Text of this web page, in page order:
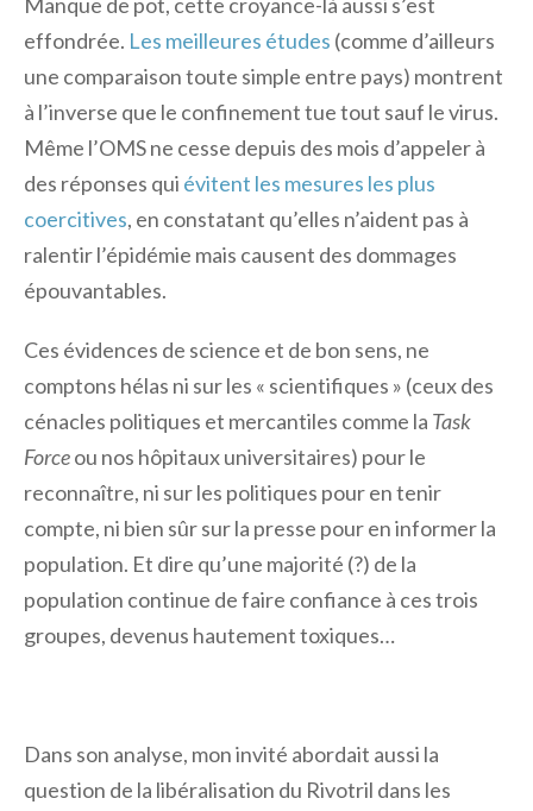
effondrée. Les meilleures études (comme d’ailleurs
une comparaison toute simple entre pays) montrent
à l’inverse que le confinement tue tout sauf le virus.
Même l’OMS ne cesse depuis des mois d’appeler à
des réponses qui évitent les mesures les plus
coercitives, en constatant qu’elles n’aident pas à
ralentir l’épidémie mais causent des dommages
épouvantables.
Ces évidences de science et de bon sens, ne
comptons hélas ni sur les « scientifiques » (ceux des
cénacles politiques et mercantiles comme la Task
Forceou nos hôpitaux universitaires) pour le
reconnaître, ni sur les politiques pour en tenir
compte, ni bien sûr sur la presse pour en informer la
population. Et dire qu’une majorité (?) de la
population continue de faire confiance à ces trois
groupes, devenus hautement toxiques…
Dans son analyse, mon invité abordait aussi la
question de la libéralisation du Rivotril dans les